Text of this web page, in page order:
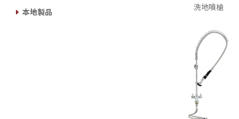
本地製品
洗地噴槍